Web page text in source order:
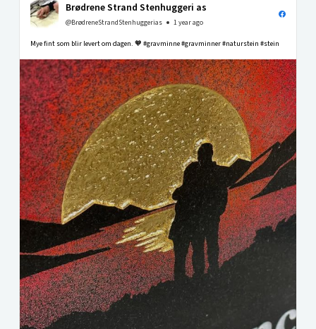
Brødrene Strand Stenhuggeri as
@BrødreneStrandStenhuggerias 1 year ago
Mye fint som blir levert om dagen. 🧡 #gravminne #gravminner #naturstein #stein